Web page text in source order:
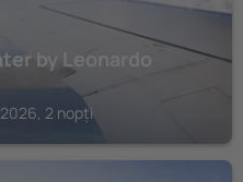
by Leonardo
2 nopți